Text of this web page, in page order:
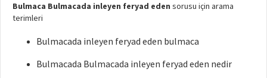
Bulmaca Bulmacada inleyen feryad eden sorusu için arama
terimleri
Bulmacada inleyen feryad eden bulmaca
Bulmacada Bulmacada inleyen feryad eden nedir